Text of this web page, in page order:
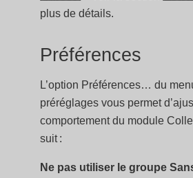
plus de détails.
Préférences
L’option Préférences… du
préréglages vous permet
comportement du module
suit :
Ne pas utiliser le groupe